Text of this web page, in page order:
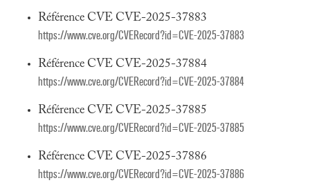
Référence CVE CVE-2025-37883
https://www.cve.org/CVERecord?id=CVE-2025-37883
Référence CVE CVE-2025-37884
https://www.cve.org/CVERecord?id=CVE-2025-37884
Référence CVE CVE-2025-37885
https://www.cve.org/CVERecord?id=CVE-2025-37885
Référence CVE CVE-2025-37886
https://www.cve.org/CVERecord?id=CVE-2025-37886